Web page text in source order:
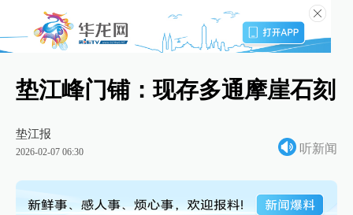
垫江峰门铺：现存多通摩崖石刻
垫江报
2026-02-07 06:30 听新闻